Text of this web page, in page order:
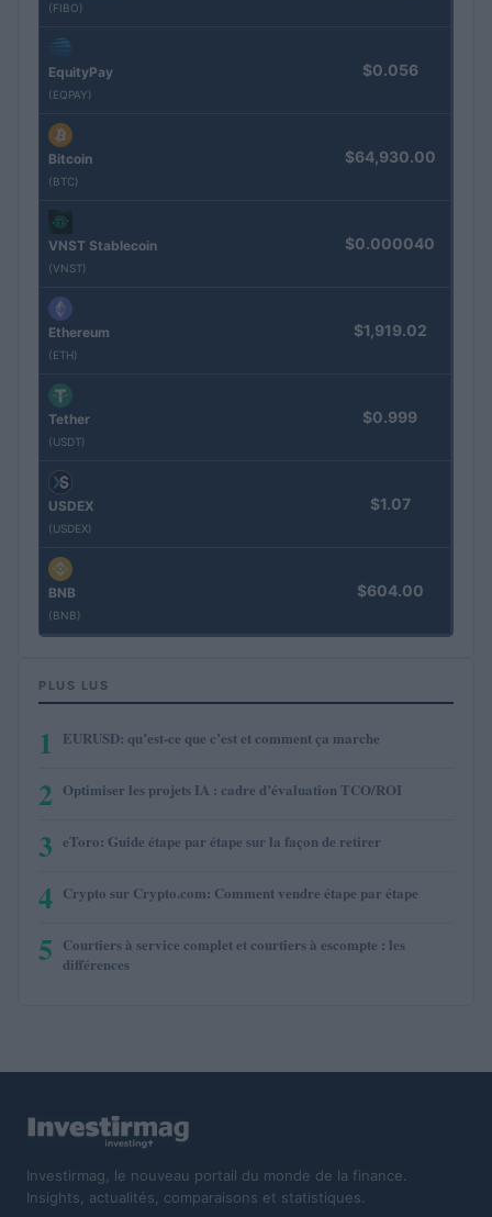
(FIBO)
EquityPay
(EQPAY)
$0.056
Bitcoin
(BTC)
$64,930.00
VNST Stablecoin
(VNST)
$0.000040
Ethereum
(ETH)
$1,919.02
Tether
(USDT)
$0.999
USDEX
(USDEX)
$1.07
BNB
(BNB)
$604.00
PLUS LUS
1 EURUSD: qu’est-ce que c’est et comment ça marche
2 Optimiser les projets IA : cadre d’évaluation TCO/ROI
3 eToro: Guide étape par étape sur la façon de retirer
4 Crypto sur Crypto.com: Comment vendre étape par étape
5 Courtiers à service complet et courtiers à escompte : les
différences
Investirmag, le nouveau portail du monde de la finance.
Insights, actualités, comparaisons et statistiques.